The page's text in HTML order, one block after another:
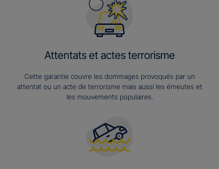
Attentats et actes terrorisme
Cette garantie couvre les dommages provoqués par un
attentat ou un acte de terrorisme mais aussi les émeutes et
les mouvements populaires.